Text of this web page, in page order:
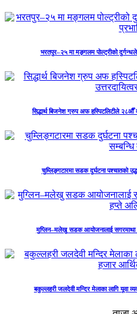
भरतपुर–२५ मा मङ्गलम पोल्ट्रीको
सिद्धार्थ बिजनेश ग्रुप अफ हस्पिटलिटीले २८औँ
चुम्लिङ्गटारमा सडक दुर्घटना पश्चातको
मुग्लिन–मलेखु सडक आयोजनालाई सगरमाथा
बकुल्लहरी जलदेवी मन्दिर मेलाका लागि यूवा